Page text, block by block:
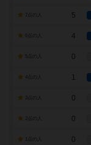
7点の人 5
4
0
1
0
0
0